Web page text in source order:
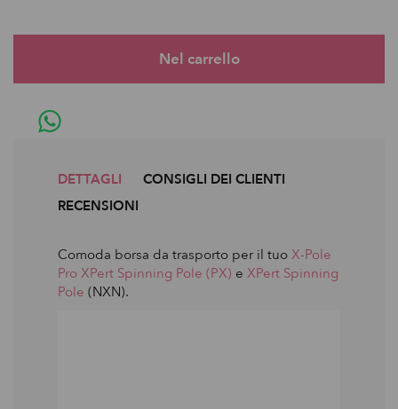
DETTAGLI
CONSIGLI DEI CLIENTI
RECENSIONI
Comoda borsa da trasporto per il tuo X-Pole
Pro XPert Spinning Pole (PX) e XPert Spinning
Pole (NXN).